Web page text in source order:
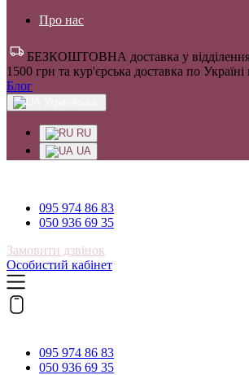
Про нас
БЕЗКОШТОВНА доставка у відділення
1500 грн та кур'єрська доставка по
Блог
RU
UA
095 974 86 83
050 936 69 35
Замовити дзвінок
Особистий кабінет
095 974 86 83
050 936 69 35